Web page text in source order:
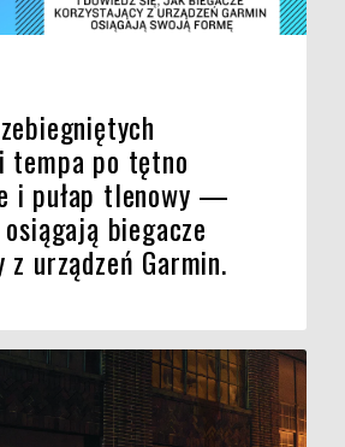
tempa po tętno
i pułap tlenowy —
biegacze
urządzeń Garmin.